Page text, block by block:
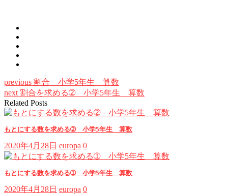
previous 割合 小学5年生 算数
next 割合を求める➁ 小学5年生 算数
Related Posts
もとにする数を求める➁ 小学5年生 算数
2020年4月28日 europa 0
もとにする数を求める➀ 小学5年生 算数
2020年4月28日 europa 0